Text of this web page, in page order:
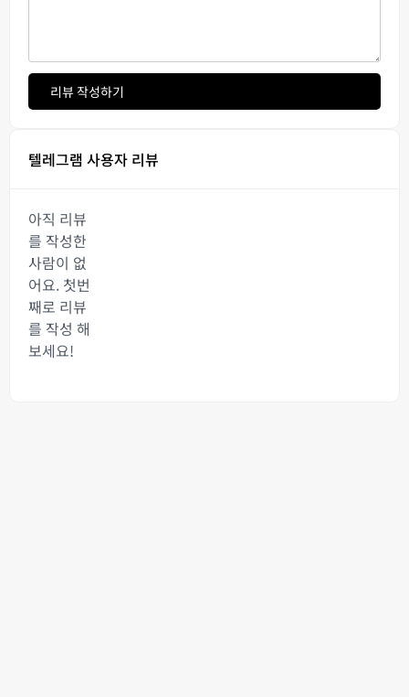
리뷰 작성하기
텔레그램 사용자 리뷰
아직 리뷰
를 작성한
사람이 없
어요. 첫번
째로 리뷰
를 작성 해
보세요!